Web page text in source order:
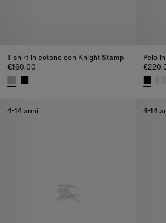
T-shirt in cotone con Knight Stamp
€160.00
Polo
4-14 anni 4-14